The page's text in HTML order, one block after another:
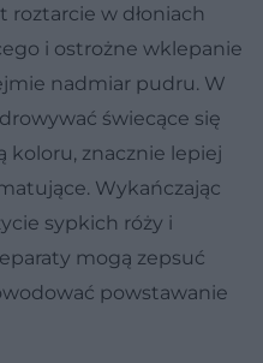
w dłoniach
i ostrożne wklepanie
nadmiar pudru. W
świecące się
koloru, znacznie lepiej
Wykańczając
sypkich róży i
mogą zepsuć
powstawanie